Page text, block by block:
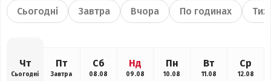
Сьогодні Завтра Вчора По годинах
Чт
Сьогодні
Пт
Завтра
Сб
08.08
Нд
09.08
Пн
10.08
Вт
11.08
Ср
12.08